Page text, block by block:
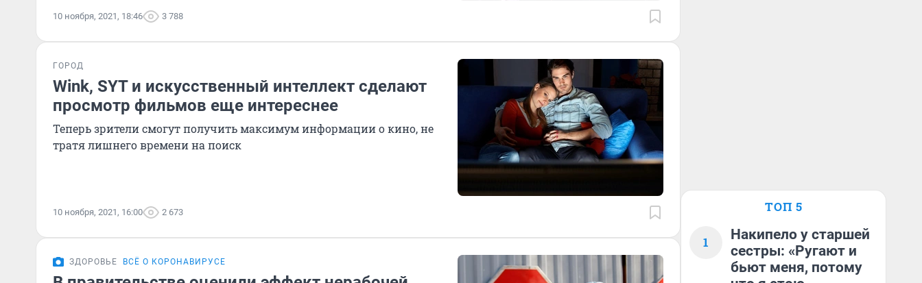
10 ноября, 2021, 18:46 3 788
ГОРОД
Wink, SYT и искусственный интеллект сделают
просмотр фильмов еще интереснее
Теперь зрители смогут получить максимум информации о кино, не
тратя лишнего времени на поиск
10 ноября, 2021, 16:00 2 673
ЗДОРОВЬЕ ВСЁ О КОРОНАВИРУСЕ
ТОП 5
1
Накипело у старшей
сестры: «Ругают и
бьют меня, потому